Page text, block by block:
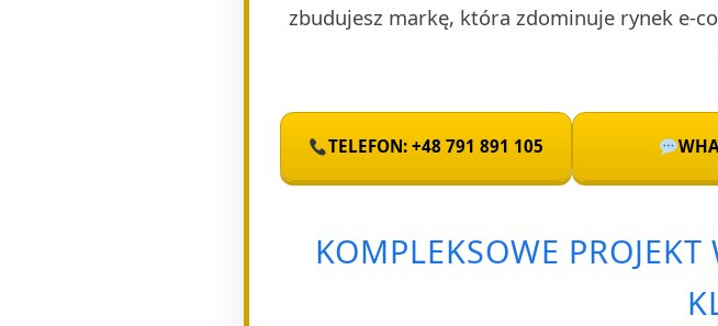
zbudujesz markę, która zdominuje rynek e-
TELEFON: +48 791 891 105
KOMPLEKSOWE